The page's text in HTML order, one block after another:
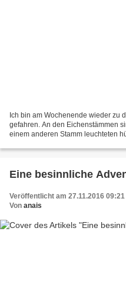
Ich bin am Wochenende wieder zu
gefahren. An den Eichenstämmen
einem anderen Stamm leuchteten
Eine besinnliche
Veröffentlicht am 27.11.2016 09:21
Von anais